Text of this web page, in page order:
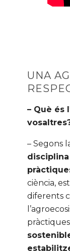
UNA
– Què és
– Segons
ciència,
diferents